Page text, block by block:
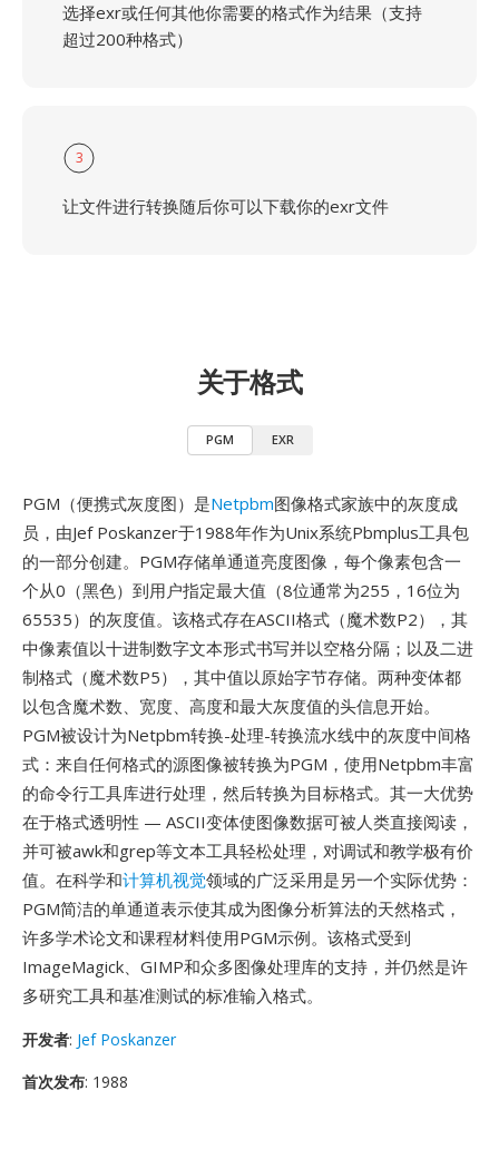
选择exr或任何其他你需要的格式作为结果（支持
超过200种格式）
3
让文件进行转换随后你可以下载你的exr文件
关于格式
PGM EXR
PGM（便携式灰度图）是Netpbm图像格式家族中的灰度成
员，由Jef Poskanzer于1988年作为Unix系统Pbmplus工具包
的一部分创建。PGM存储单通道亮度图像，每个像素包含一
个从0（黑色）到用户指定最大值（8位通常为255，16位为
65535）的灰度值。该格式存在ASCII格式（魔术数P2），其
中像素值以十进制数字文本形式书写并以空格分隔；以及二进
制格式（魔术数P5），其中值以原始字节存储。两种变体都
以包含魔术数、宽度、高度和最大灰度值的头信息开始。
PGM被设计为Netpbm转换-处理-转换流水线中的灰度中间格
式：来自任何格式的源图像被转换为PGM，使用Netpbm丰富
的命令行工具库进行处理，然后转换为目标格式。其一大优势
在于格式透明性 — ASCII变体使图像数据可被人类直接阅读，
并可被awk和grep等文本工具轻松处理，对调试和教学极有价
值。在科学和计算机视觉领域的广泛采用是另一个实际优势：
PGM简洁的单通道表示使其成为图像分析算法的天然格式，
许多学术论文和课程材料使用PGM示例。该格式受到
ImageMagick、GIMP和众多图像处理库的支持，并仍然是许
多研究工具和基准测试的标准输入格式。
开发者: Jef Poskanzer
首次发布: 1988